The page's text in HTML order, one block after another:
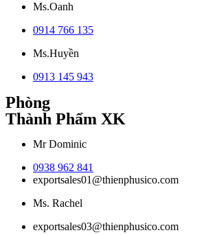
Ms.Oanh
0914 766 135
Ms.Huyền
0913 145 943
Phòng
Thành Phẩm XK
Mr Dominic
0938 962 841
exportsales01@thienphusico.com
Ms. Rachel
exportsales03@thienphusico.com